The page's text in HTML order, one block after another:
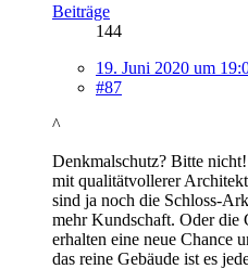
Beiträge
144
19. Juni 2020 um
#87
^
Denkmalschutz? Bitte
mit qualitätvollerer
sind ja noch die Schloss-
mehr Kundschaft. Oder die
erhalten eine neue Chance
das reine Gebäude ist es